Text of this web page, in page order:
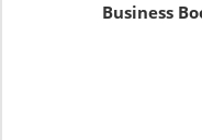
Business